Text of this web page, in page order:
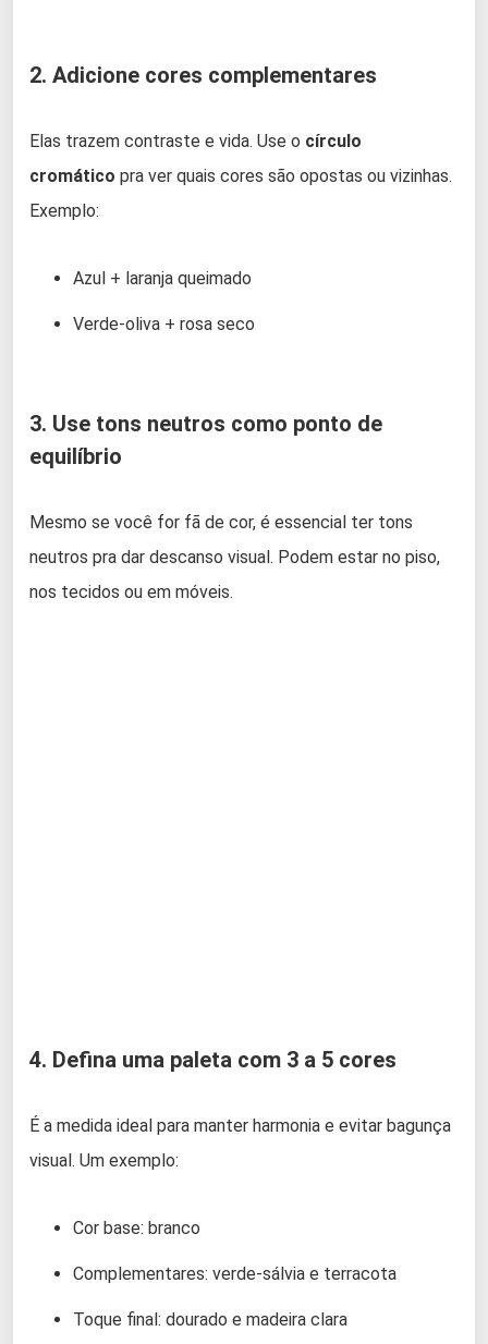
2. Adicione cores complementares
Elas trazem contraste e vida. Use o círculo
cromático pra ver quais cores são opostas ou vizinhas.
Exemplo:
Azul + laranja queimado
Verde-oliva + rosa seco
3. Use tons neutros como ponto de
equilíbrio
Mesmo se você for fã de cor, é essencial ter tons
neutros pra dar descanso visual. Podem estar no piso,
nos tecidos ou em móveis.
4. Defina uma paleta com 3 a 5 cores
É a medida ideal para manter harmonia e evitar bagunça
visual. Um exemplo:
Cor base: branco
Complementares: verde-sálvia e terracota
Toque final: dourado e madeira clara